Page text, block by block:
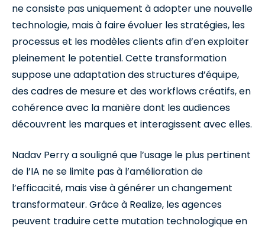
ne consiste pas uniquement à adopter une nouvelle
technologie, mais à faire évoluer les stratégies, les
processus et les modèles clients afin d’en exploiter
pleinement le potentiel. Cette transformation
suppose une adaptation des structures d’équipe,
des cadres de mesure et des workflows créatifs, en
cohérence avec la manière dont les audiences
découvrent les marques et interagissent avec elles.
Nadav Perry a souligné que l’usage le plus pertinent
de l’IA ne se limite pas à l’amélioration de
l’efficacité, mais vise à générer un changement
transformateur. Grâce à Realize, les agences
peuvent traduire cette mutation technologique en